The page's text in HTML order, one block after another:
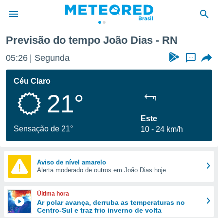
da
fornecidas
a este
das
e
forma
digital
Previsão do tempo João Dias - RN
05:26 Segunda ...
Céu Claro
21°
Sensação de 21°
Este
10
24 km/h
Aviso de nível amarelo
Alerta moderado de outros em João Dias hoje
Última hora
Ar polar avança, derruba as temperaturas no
Centro-Sul e traz frio inverno de volta